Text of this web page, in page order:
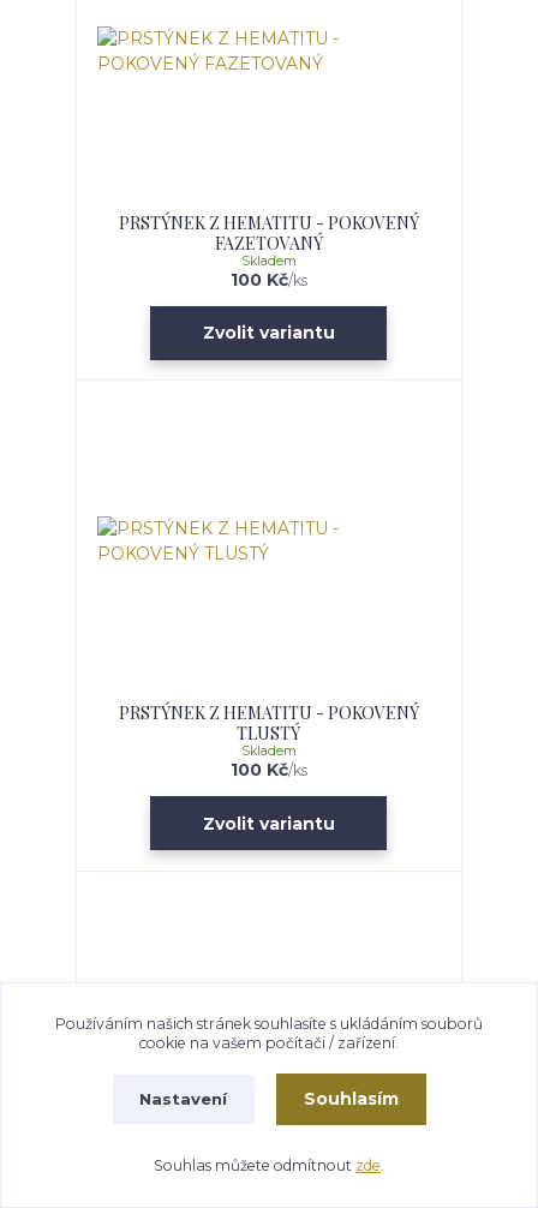
PRSTÝNEK Z HEMATITU - POKOVENÝ
FAZETOVANÝ
100 Kč/ks
Skladem
Zvolit variantu
PRSTÝNEK Z HEMATITU - POKOVENÝ
TLUSTÝ
100 Kč/ks
Skladem
Zvolit variantu
Používáním našich stránek souhlasíte s ukládáním souborů
cookie na vašem počítači / zařízení.
Nastavení Souhlasím
Souhlas můžete odmítnout zde